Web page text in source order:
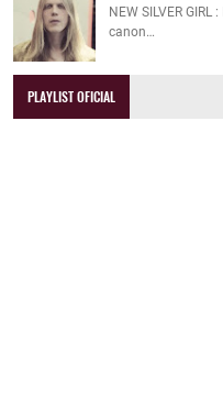
NEW SILVER
canon…
PLAYLIST OFICIAL